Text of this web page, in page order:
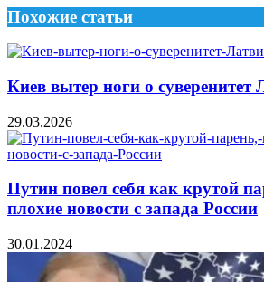
Похожие статьи
Киев вытер ноги о суверенитет
29.03.2026
Путин повел себя как крутой
плохие новости c запада России
30.01.2024